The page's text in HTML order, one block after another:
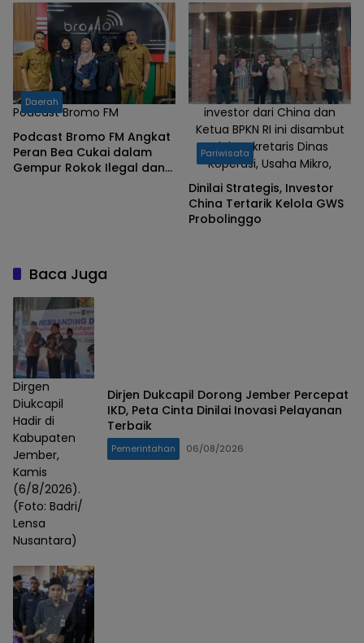
Podcast Bromo FM
Daerah
Podcast Bromo FM Angkat
Peran Bea Cukai dalam
Gempur Rokok Ilegal dan
investor dari China dan
Ketua BPKN RI ini disambut
oleh Sekretaris Dinas
Koperasi, Usaha Mikro,
Pariwisata
Dinilai Strategis, Investor
China Tertarik Kelola GWS
Probolinggo
Baca Juga
Dirgen
Diukcapil
Hadir di
Kabupaten
Jember,
Kamis
(6/8/2026).
(Foto: Badri/
Lensa
Nusantara)
Dirjen Dukcapil Dorong Jember Percepat
IKD, Peta Cinta Dinilai Inovasi Pelayanan
Terbaik
Pemerintahan 06/08/2026